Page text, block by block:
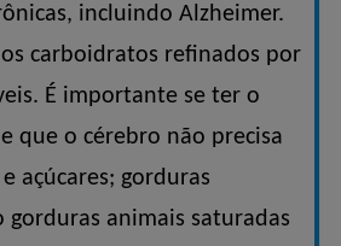
incluindo Alzheimer.
carboidratos refinados por
É importante se ter o
que o cérebro não precisa
açúcares; gorduras
gorduras animais saturadas